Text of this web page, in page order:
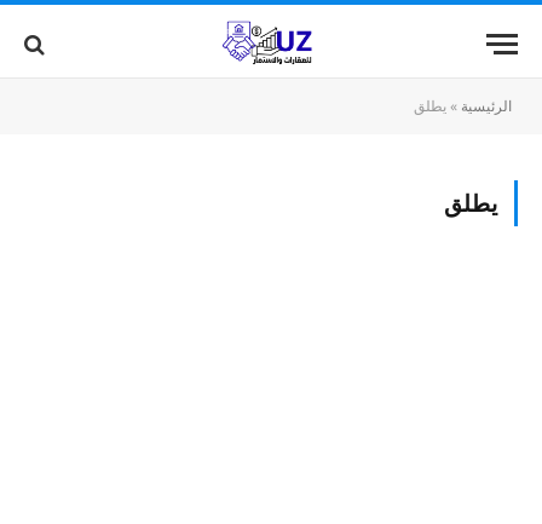
الرئيسية »يطلق
يطلق